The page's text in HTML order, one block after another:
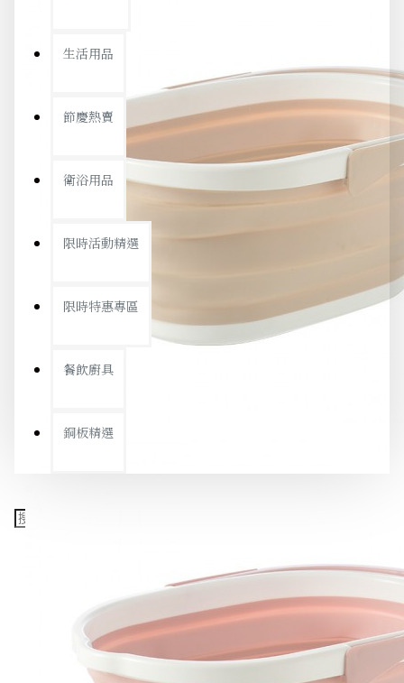
生活用品
節慶熱賣
衛浴用品
限時活動精選
限時特惠專區
餐飲廚具
銅板精選